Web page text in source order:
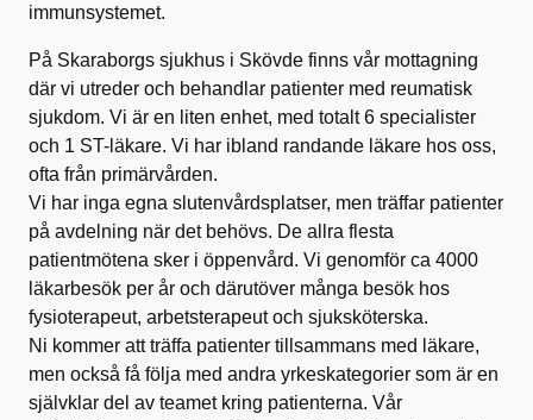
immunsystemet.
På Skaraborgs sjukhus i Skövde finns vår mottagning
där vi utreder och behandlar patienter med reumatisk
sjukdom. Vi är en liten enhet, med totalt 6 specialister
och 1 ST-läkare. Vi har ibland randande läkare hos oss,
ofta från primärvården.
Vi har inga egna slutenvårdsplatser, men träffar patienter
på avdelning när det behövs. De allra flesta
patientmötena sker i öppenvård. Vi genomför ca 4000
läkarbesök per år och därutöver många besök hos
fysioterapeut, arbetsterapeut och sjuksköterska.
Ni kommer att träffa patienter tillsammans med läkare,
men också få följa med andra yrkeskategorier som är en
självklar del av teamet kring patienterna. Vår